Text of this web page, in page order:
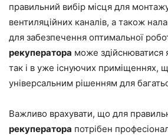
правильний вибір місця для
вентиляційних каналів, а також
для забезпечення оптимальної
рекуператора може здійснюватися
так і в уже існуючих приміщеннях,
універсальним рішенням для
Важливо врахувати, що для
рекуператора потрібен